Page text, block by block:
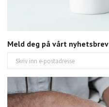
Meld deg på vårt nyhetsbrev